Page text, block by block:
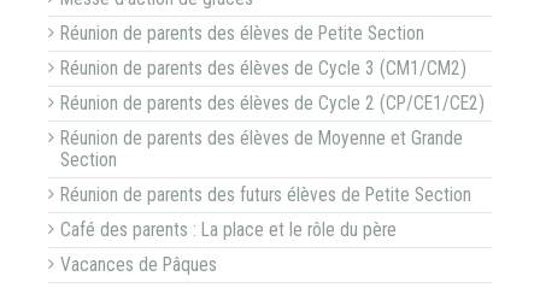
Réunion de parents des élèves de Petite Section
Réunion de parents des élèves de Cycle 3 (CM1/CM2)
Réunion de parents des élèves de Cycle 2 (CP/CE1/CE2)
Réunion de parents des élèves de Moyenne et Grande
Section
Réunion de parents des futurs élèves de Petite Section
Café des parents : La place et le rôle du père
Vacances de Pâques